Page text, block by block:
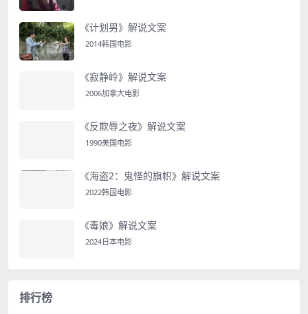
《计划男》解说文案
2014韩国电影
《寂静岭》解说文案
2006加拿大电影
《反欺辱之夜》解说文案
1990美国电影
《海盗2：鬼怪的旗帜》解说文案
2022韩国电影
《毒娘》解说文案
2024日本电影
排行榜